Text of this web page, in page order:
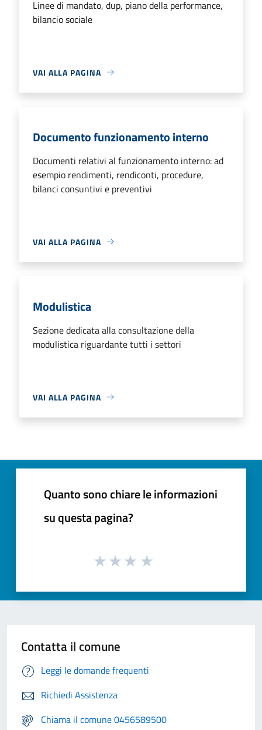
Linee di mandato, dup, piano della performance,
bilancio sociale
VAI ALLA PAGINA
Documento funzionamento interno
Documenti relativi al funzionamento interno: ad
esempio rendimenti, rendiconti, procedure,
bilanci consuntivi e preventivi
VAI ALLA PAGINA
Modulistica
Sezione dedicata alla consultazione della
modulistica riguardante tutti i settori
VAI ALLA PAGINA
Quanto sono chiare le informazioni
su questa pagina?
Contatta il comune
Leggi le domande frequenti
Richiedi Assistenza
Chiama il comune 0456589500